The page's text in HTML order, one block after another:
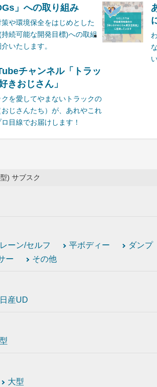
」への取り組み
や環境保全をはじめとした
続可能な開発目標)への取組
いたします。
チャンネル「トラッ
きおじさん」
クを愛してやまないトラックの
おじさんたち）が、あれやこれ
目線でお届けします！
) サブスク
ーン/セルフ 平ボディー ダンプ
ー その他
日産UD
大型